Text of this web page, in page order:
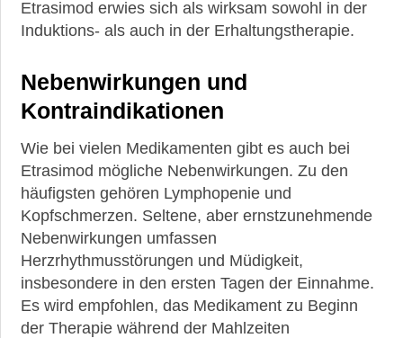
Etrasimod erwies sich als wirksam sowohl in der
Induktions- als auch in der Erhaltungstherapie.
Nebenwirkungen und
Kontraindikationen
Wie bei vielen Medikamenten gibt es auch bei
Etrasimod mögliche Nebenwirkungen. Zu den
häufigsten gehören Lymphopenie und
Kopfschmerzen. Seltene, aber ernstzunehmende
Nebenwirkungen umfassen
Herzrhythmusstörungen und Müdigkeit,
insbesondere in den ersten Tagen der Einnahme.
Es wird empfohlen, das Medikament zu Beginn
der Therapie während der Mahlzeiten